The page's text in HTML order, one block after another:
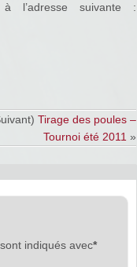
l’adresse suivante :
Tirage des poules –
Tournoi été 2011 »
indiqués avec*